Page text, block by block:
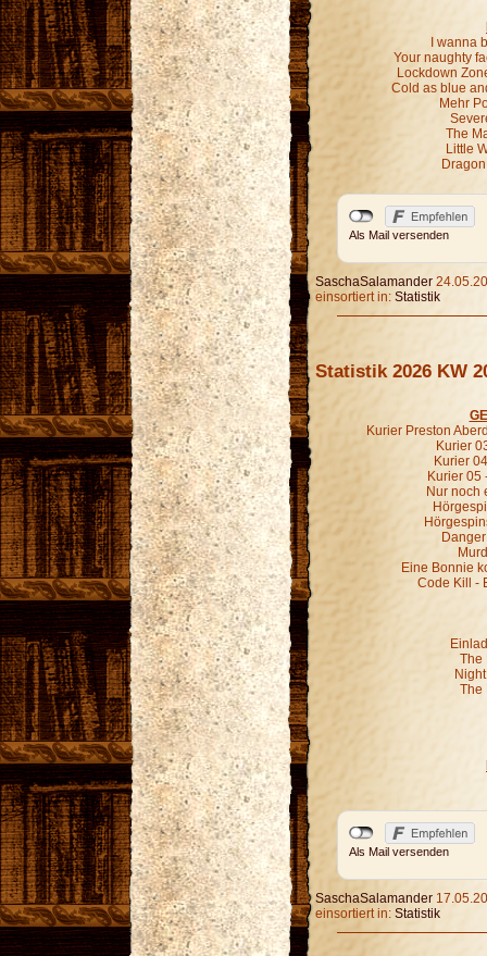
I wanna
Your naughty
Lockdown
Cold as blue
Mehr
The
Little
Als Mail versenden
SaschaSalamander
einsortiert in: Statistik
Statistik 2026 KW
Kurier Preston
Kurier
Kurier
Kurier 05
Nur noch
Eine Bonnie
Code Kill -
The
The
Als Mail versenden
SaschaSalamander
einsortiert in: Statistik